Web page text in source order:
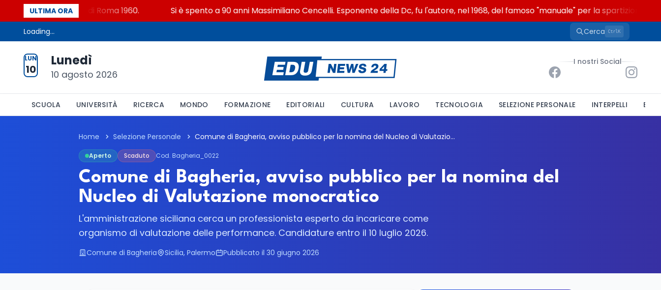
ULTIMA ORA
alle olimpiadi di Roma 1960. Si è spento a 90 anni Massimiliano Cencelli. Esponente della Dc, fu l'autore, nel 1968, del famoso "manuale" per la spartizione delle
Loading... Cerca CtrlK
LUN
10
Lunedì
10 agosto 2026
I nostri Social
SCUOLA UNIVERSITÀ RICERCA MONDO FORMAZIONE EDITORIALI CULTURA LAVORO TECNOLOGIA SELEZIONE PERSONALE INTERPELLI
Home Selezione Personale Comune di Bagheria, avviso pubblico per la nomina del Nucleo di Valutazione monocratico
Aperto Scaduto Cod. Bagheria_0022
Comune di Bagheria, avviso pubblico per la nomina del
Nucleo di Valutazione monocratico
L'amministrazione siciliana cerca un professionista esperto da incaricare come
organismo di valutazione delle performance. Candidature entro il 10 luglio 2026.
Comune di Bagheria Sicilia, Palermo Pubblicato il 30 giugno 2026